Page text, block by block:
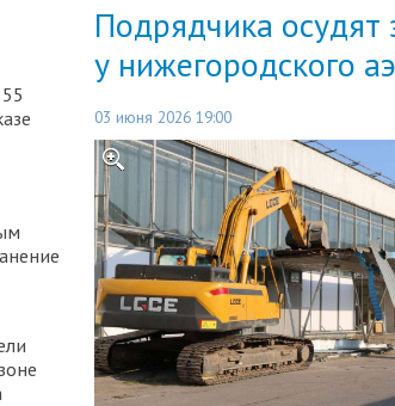
Подрядчика
у нижегородского
03 июня 2026 19:00